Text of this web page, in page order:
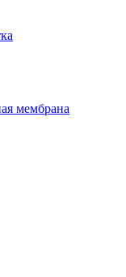
мембрана